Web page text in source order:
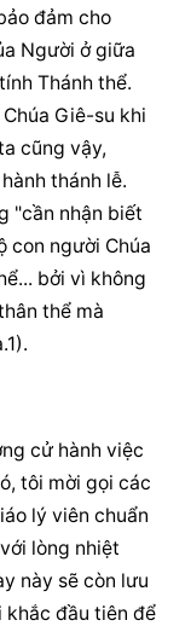
đảm cho
Người ở giữa
Thánh thể.
Giê-su khi
cũng vậy,
thánh lễ.
"cần nhận biết
con người Chúa
bởi vì không
thể mà
cử hành việc
tôi mời gọi các
lý viên chuẩn
lòng nhiệt
này sẽ còn lưu
đầu tiên để